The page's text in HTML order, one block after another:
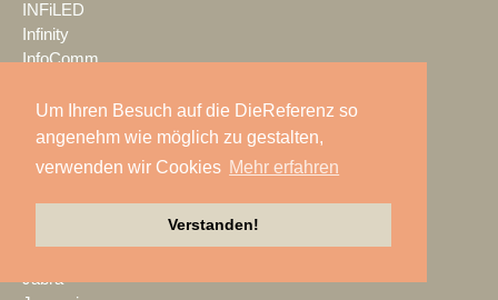
Um Ihren Besuch auf die DieReferenz so
angenehm wie möglich zu gestalten,
verwenden wir Cookies Mehr erfahren
Verstanden!
INFiLED
Infinity
InfoComm
Innlights
insglück
Irrlicht GmbH
IT AUDIO
Jabra